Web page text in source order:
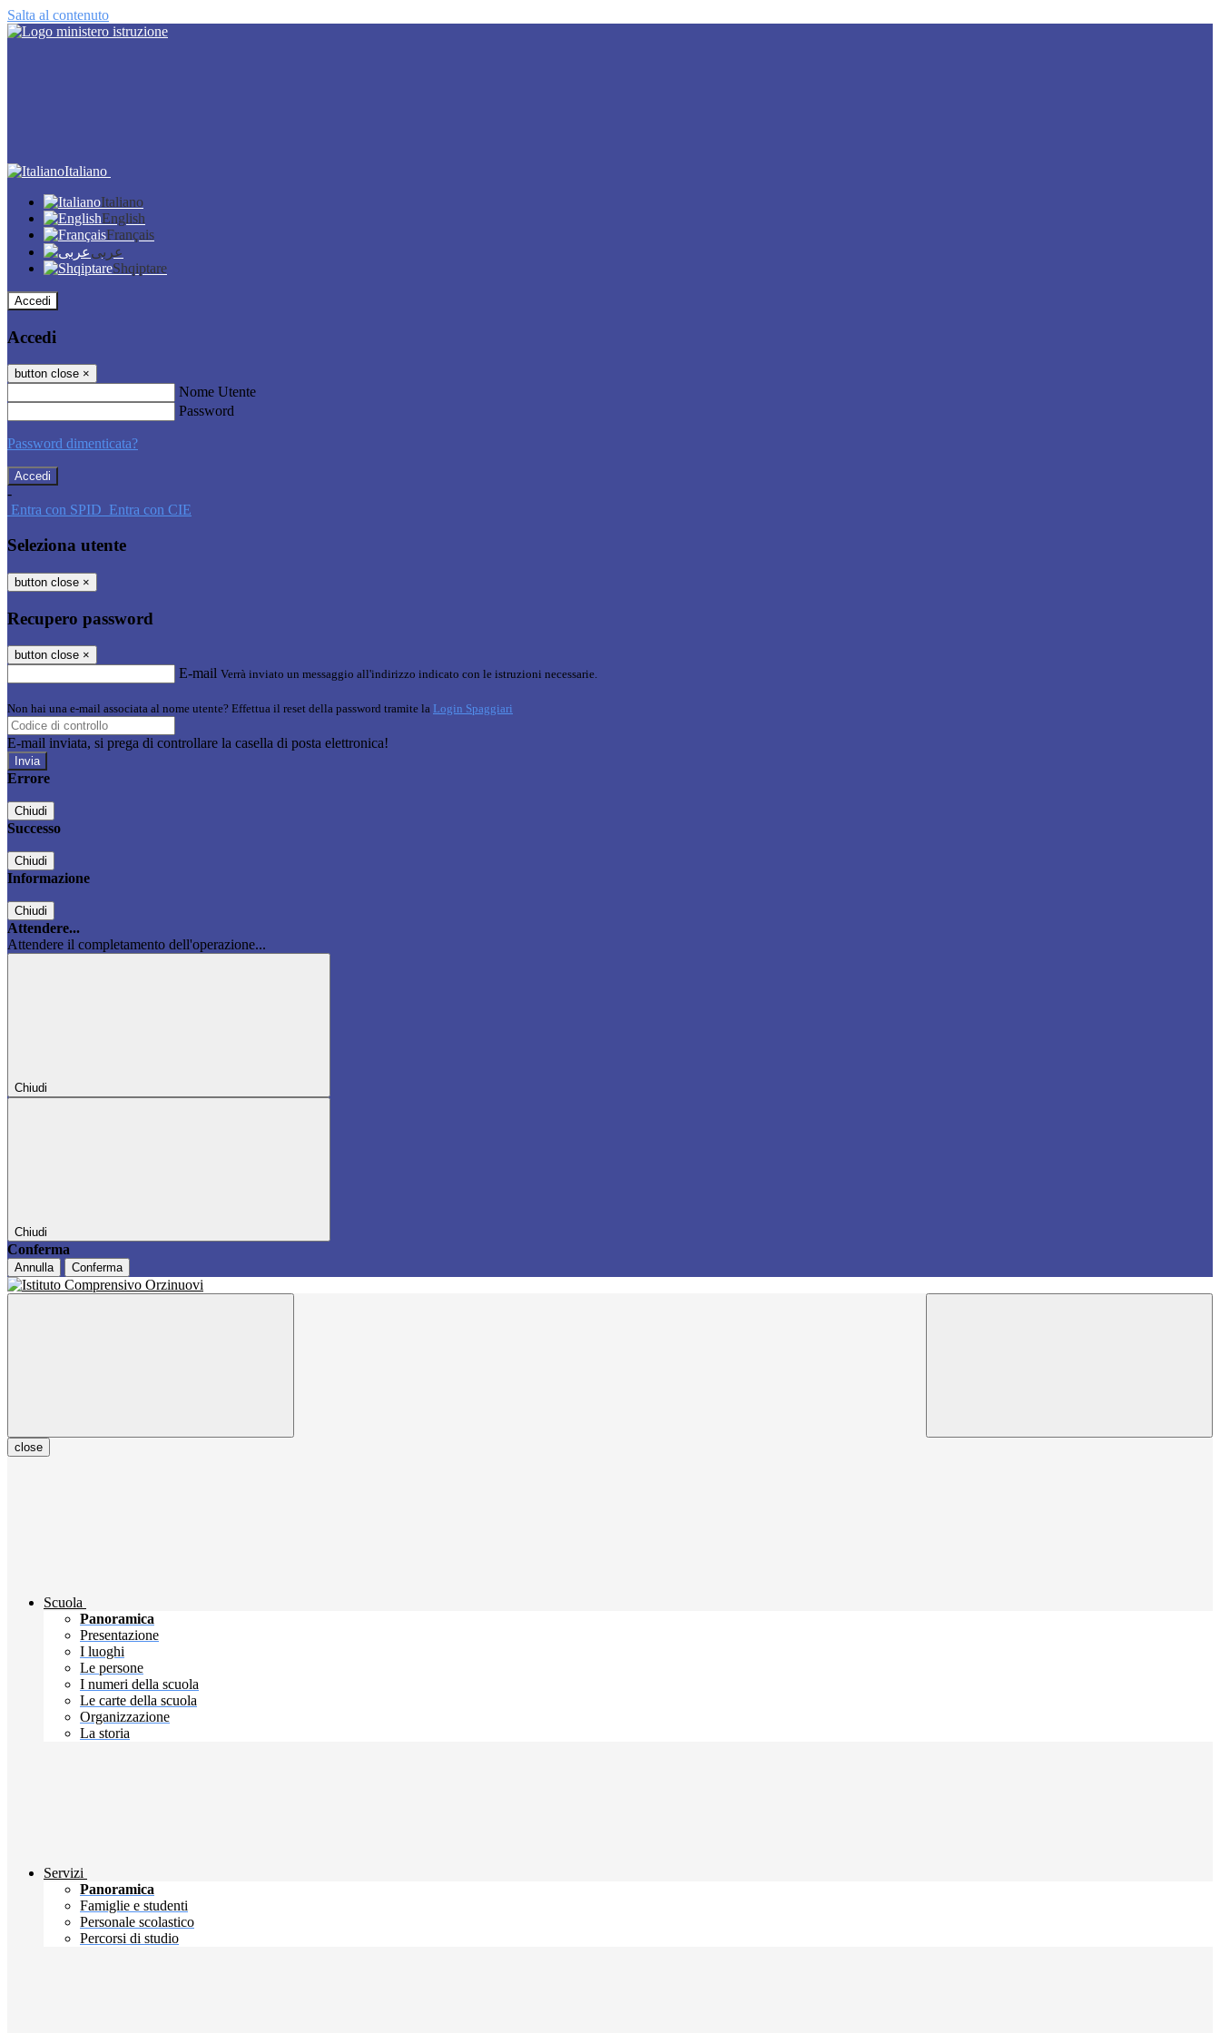
Salta al contenuto
Italiano
Italiano
English
Français
عربى
Shqiptare
Accedi
Accedi
button close ×
Nome Utente
Password
Password dimenticata?
-
Entra con SPID Entra con CIE
Seleziona utente
button close ×
Recupero password
button close ×
E-mail Verrà inviato un messaggio all'indirizzo indicato con le istruzioni necessarie.
Non hai una e-mail associata al nome utente? Effettua il reset della password tramite la Login Spaggiari
E-mail inviata, si prega di controllare la casella di posta elettronica!
Errore
Chiudi
Successo
Chiudi
Informazione
Chiudi
Attendere...
Attendere il completamento dell'operazione...
Chiudi
Chiudi
Conferma
Annulla Conferma
close
Scuola
Panoramica
Presentazione
I luoghi
Le persone
I numeri della scuola
Le carte della scuola
Organizzazione
La storia
Servizi
Panoramica
Famiglie e studenti
Personale scolastico
Percorsi di studio